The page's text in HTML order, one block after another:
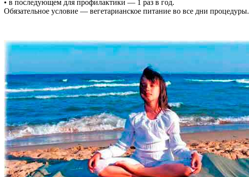
• в последующем для профилактики — 1 раз в год.
Обязательное условие — вегетарианское питание во все дни процедуры.